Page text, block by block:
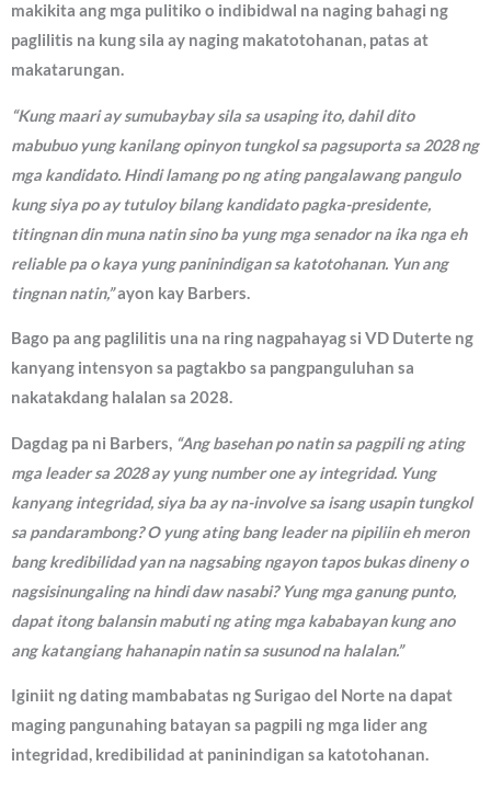
makikita ang mga pulitiko o indibidwal na naging bahagi ng
paglilitis na kung sila ay naging makatotohanan, patas at
makatarungan.
“Kung maari ay sumubaybay sila sa usaping ito, dahil dito
mabubuo yung kanilang opinyon tungkol sa pagsuporta sa 2028 ng
mga kandidato. Hindi lamang po ng ating pangalawang pangulo
kung siya po ay tutuloy bilang kandidato pagka-presidente,
titingnan din muna natin sino ba yung mga senador na ika nga eh
reliable pa o kaya yung paninindigan sa katotohanan. Yun ang
tingnan natin,”ayon kay Barbers.
Bago pa ang paglilitis una na ring nagpahayag si VD Duterte ng
kanyang intensyon sa pagtakbo sa pangpanguluhan sa
nakatakdang halalan sa 2028.
Dagdag pa ni Barbers, “Ang basehan po natin sa pagpili ng ating
mga leader sa 2028 ay yung number one ay integridad. Yung
kanyang integridad, siya ba ay na-involve sa isang usapin tungkol
sa pandarambong? O yung ating bang leader na pipiliin eh meron
bang kredibilidad yan na nagsabing ngayon tapos bukas dineny o
nagsisinungaling na hindi daw nasabi? Yung mga ganung punto,
dapat itong balansin mabuti ng ating mga kababayan kung ano
ang katangiang hahanapin natin sa susunod na halalan.”
Iginiit ng dating mambabatas ng Surigao del Norte na dapat
maging pangunahing batayan sa pagpili ng mga lider ang
integridad, kredibilidad at paninindigan sa katotohanan.